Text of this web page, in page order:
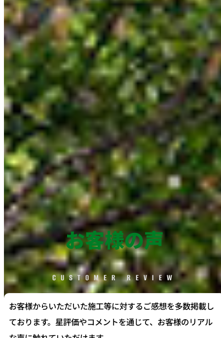
お客様の声
CUSTOMER REVIEW
お客様からいただいた施工等に対するご感想を多数掲載し
ております。星評価やコメントを通じて、お客様のリアル